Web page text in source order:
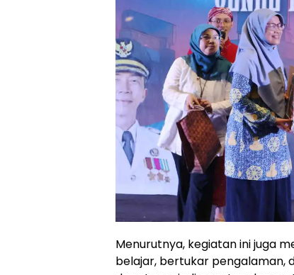
Menurutnya, kegiatan ini juga
belajar, bertukar pengalaman,